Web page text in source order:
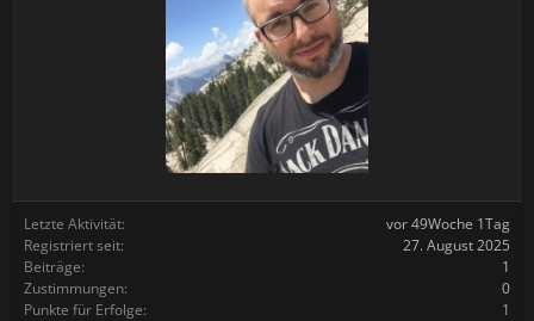
Letzte Aktivität:
vor 49Woche 1Tag
Registriert seit:
27. August 2025
Beiträge:
1
Zustimmungen:
0
Punkte für Erfolge:
1